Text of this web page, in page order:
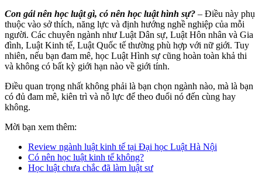
Con gái nên học luật gì, có nên học luật hình sự? – Điều này phụ
thuộc vào sở thích, năng lực và định hướng nghề nghiệp của mỗi
người. Các chuyên ngành như Luật Dân sự, Luật Hôn nhân và Gia
đình, Luật Kinh tế, Luật Quốc tế thường phù hợp với nữ giới. Tuy
nhiên, nếu bạn đam mê, học Luật Hình sự cũng hoàn toàn khả thi
và không có bất kỳ giới hạn nào về giới tính.
Điều quan trọng nhất không phải là bạn chọn ngành nào, mà là bạn
có đủ đam mê, kiên trì và nỗ lực để theo đuổi nó đến cùng hay
không.
Mời bạn xem thêm:
Review ngành luật kinh tế tại Đại học Luật Hà Nội
Có nên học luật kinh tế không?
Học luật chưa chắc đã làm luật sư